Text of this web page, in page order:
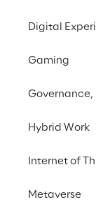
Digital
Gaming
Governance,
Hybrid Work
Internet of
Metaverse
in